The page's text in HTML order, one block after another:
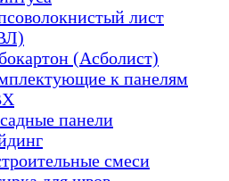
лист
(Асболист)
к панелям
панели
смеси